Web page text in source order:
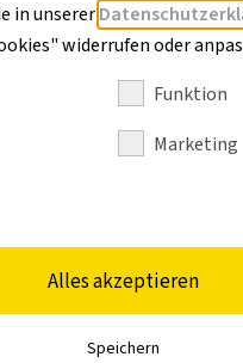
Der
und
Mit drei
und
in unserer
widerrufen oder
Funktion
Marketing
Alles akzeptieren
Speichern